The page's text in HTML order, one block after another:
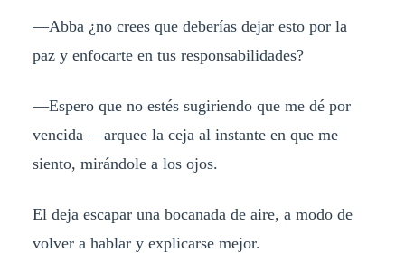
—Abba ¿no crees que deberías dejar esto por la
paz y enfocarte en tus responsabilidades?
—Espero que no estés sugiriendo que me dé por
vencida —arquee la ceja al instante en que me
siento, mirándole a los ojos.
El deja escapar una bocanada de aire, a modo de
volver a hablar y explicarse mejor.